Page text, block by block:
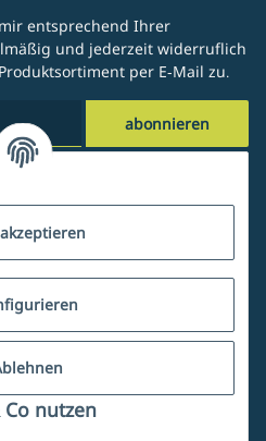
nutzen
entsprechend Ihrer
und jederzeit widerruflich
per E-Mail zu.
abonnieren